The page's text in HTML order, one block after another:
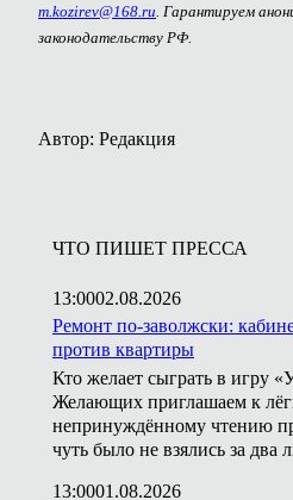
m.kozirev@168.ru . Гарантируем
законодательству РФ.
Автор: Редакция
ЧТО ПИШЕТ ПРЕССА
13:0002.08.2026
Ремонт по-заволжски:
против квартиры
Кто желает сыграть в игру
Желающих приглашаем к
непринуждённому чтению
чуть было не взялись за
13:0001.08.2026